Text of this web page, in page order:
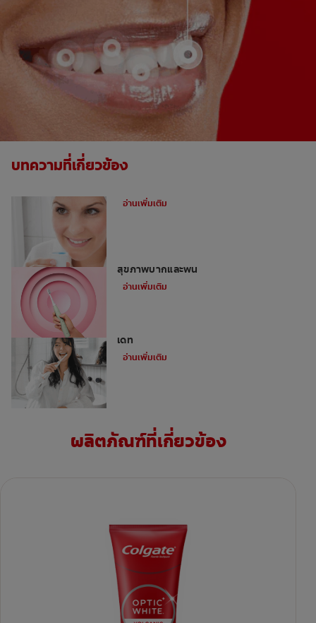
บทความที่เกี่ยวข้อง
อ่านเพิ่มเติม
สุขภาพปากและฟัน
อ่านเพิ่มเติม
เดท
อ่านเพิ่มเติม
ผลิตภัณฑ์ที่เกี่ยวข้อง